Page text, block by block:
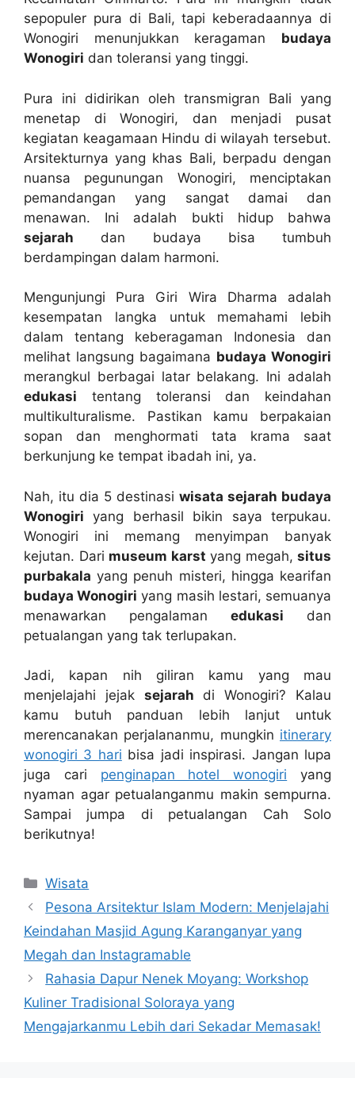
sepopuler pura di Bali, tapi keberadaannya di
Wonogiri menunjukkan keragaman budaya
Wonogiri dan toleransi yang tinggi.
Pura ini didirikan oleh transmigran Bali yang
menetap di Wonogiri, dan menjadi pusat
kegiatan keagamaan Hindu di wilayah tersebut.
Arsitekturnya yang khas Bali, berpadu dengan
nuansa pegunungan Wonogiri, menciptakan
pemandangan yang sangat damai dan
menawan. Ini adalah bukti hidup bahwa
sejarah dan budaya bisa tumbuh
berdampingan dalam harmoni.
Mengunjungi Pura Giri Wira Dharma adalah
kesempatan langka untuk memahami lebih
dalam tentang keberagaman Indonesia dan
melihat langsung bagaimana budaya Wonogiri
merangkul berbagai latar belakang. Ini adalah
edukasi tentang toleransi dan keindahan
multikulturalisme. Pastikan kamu berpakaian
sopan dan menghormati tata krama saat
berkunjung ke tempat ibadah ini, ya.
Nah, itu dia 5 destinasi wisata sejarah budaya
Wonogiri yang berhasil bikin saya terpukau.
Wonogiri ini memang menyimpan banyak
kejutan. Dari museum karst yang megah, situs
purbakala yang penuh misteri, hingga kearifan
budaya Wonogiri yang masih lestari, semuanya
menawarkan pengalaman edukasi dan
petualangan yang tak terlupakan.
Jadi, kapan nih giliran kamu yang mau
menjelajahi jejak sejarah di Wonogiri? Kalau
kamu butuh panduan lebih lanjut untuk
merencanakan perjalananmu, mungkin itinerary
wonogiri 3 hari bisa jadi inspirasi. Jangan lupa
juga cari penginapan hotel wonogiri yang
nyaman agar petualanganmu makin sempurna.
Sampai jumpa di petualangan Cah Solo
berikutnya!
Kategori
Wisata
Pesona Arsitektur Islam Modern: Menjelajahi
Keindahan Masjid Agung Karanganyar yang
Megah dan Instagramable
Rahasia Dapur Nenek Moyang: Workshop
Kuliner Tradisional Soloraya yang
Mengajarkanmu Lebih dari Sekadar Memasak!